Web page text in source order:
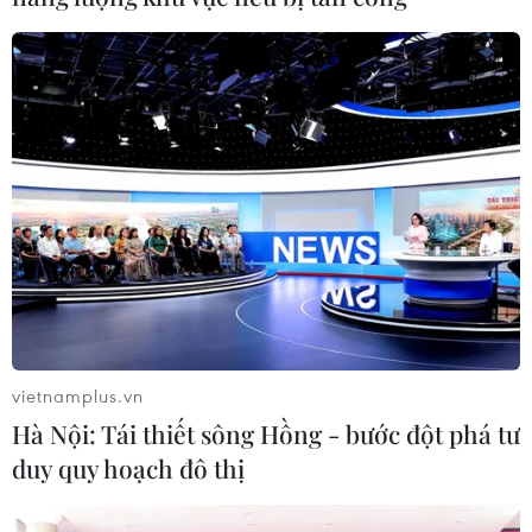
#EVN #Bầu cử
#Máy phát điện
#Cắt điện
TP. Hà Nội
vietnamplus.vn
Hà Nội: Tái thiết sông Hồng - bước đột phá tư
duy quy hoạch đô thị